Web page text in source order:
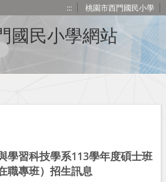
::: 桃園市西門國民小學
學習科技學系113學年度碩士班
職專班）招生訊息